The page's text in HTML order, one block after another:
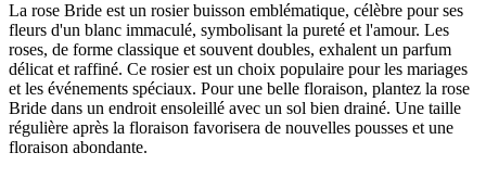
La rose Bride est un rosier buisson emblématique, célèbre pour ses
fleurs d'un blanc immaculé, symbolisant la pureté et l'amour. Les
roses, de forme classique et souvent doubles, exhalent un parfum
délicat et raffiné. Ce rosier est un choix populaire pour les mariages
et les événements spéciaux. Pour une belle floraison, plantez la rose
Bride dans un endroit ensoleillé avec un sol bien drainé. Une taille
régulière après la floraison favorisera de nouvelles pousses et une
floraison abondante.